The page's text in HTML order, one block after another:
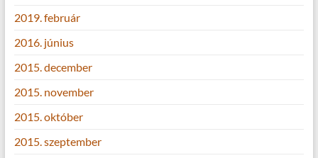
2019. február
2016. június
2015. december
2015. november
2015. október
2015. szeptember